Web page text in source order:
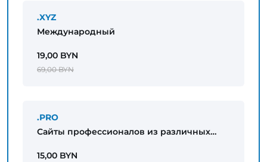
.XYZ
Международный
19,00 BYN
69,00 BYN
.PRO
Сайты профессионалов из различных
15,00 BYN